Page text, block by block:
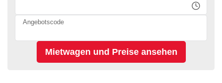
Angebotscode